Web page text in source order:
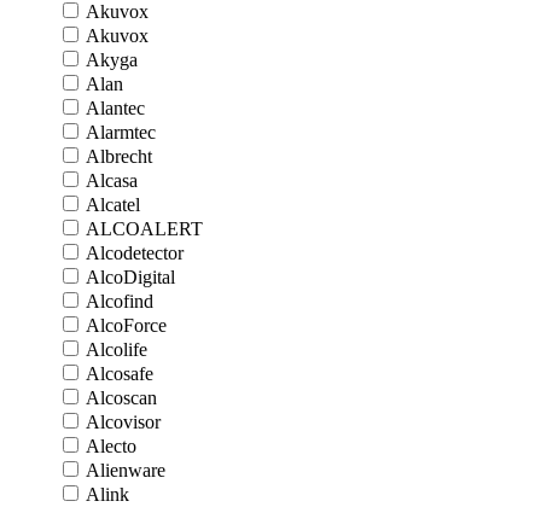
Akuvox
Akuvox
Akyga
Alan
Alantec
Alarmtec
Albrecht
Alcasa
Alcatel
ALCOALERT
Alcodetector
AlcoDigital
Alcofind
AlcoForce
Alcolife
Alcosafe
Alcoscan
Alcovisor
Alecto
Alienware
Alink